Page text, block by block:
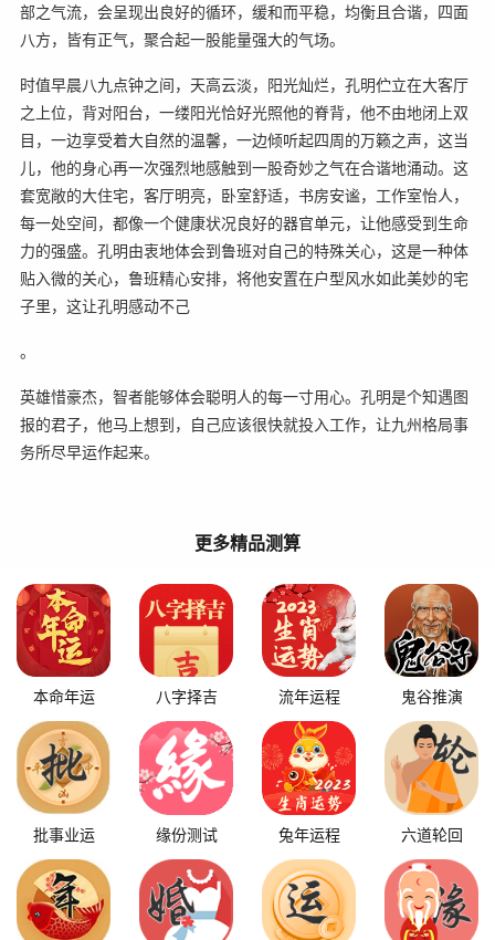
部之气流，会呈现出良好的循环，缓和而平稳，均衡且合谐，四面
八方，皆有正气，聚合起一股能量强大的气场。
时值早晨八九点钟之间，天高云淡，阳光灿烂，孔明伫立在大客厅
之上位，背对阳台，一缕阳光恰好光照他的脊背，他不由地闭上双
目，一边享受着大自然的温馨，一边倾听起四周的万籁之声，这当
儿，他的身心再一次强烈地感触到一股奇妙之气在合谐地涌动。这
套宽敞的大住宅，客厅明亮，卧室舒适，书房安谧，工作室怡人，
每一处空间，都像一个健康状况良好的器官单元，让他感受到生命
力的强盛。孔明由衷地体会到鲁班对自己的特殊关心，这是一种体
贴入微的关心，鲁班精心安排，将他安置在户型风水如此美妙的宅
子里，这让孔明感动不己
。
英雄惜豪杰，智者能够体会聪明人的每一寸用心。孔明是个知遇图
报的君子，他马上想到，自己应该很快就投入工作，让九州格局事
务所尽早运作起来。
更多精品测算
本命年运 八字择吉 流年运程 鬼谷推演
批事业运 缘份测试 兔年运程 六道轮回